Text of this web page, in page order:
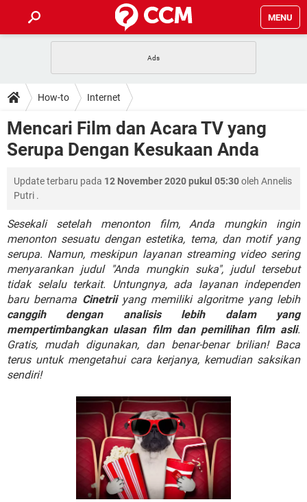
MENU
APLIKASI NONTON FILM & SERI
BUAT AKUN TIKTOK APLIKASI VIDEO-CALL
HOW-TO
SAFE MODE ANDROID
KODE RAHASIA NETFLIX
DOWNLOAD
ADOBE PREMIERE PRO INSTAGRAM UNTUK PC
FORUM
Lupa Password Gmail WiFi Tidak Berfungsi
ENSIKLOPEDIA
Front Office dan Back Office OOP - Data Enkapsulasi
Jenis-jenis Network atau Jaringan
How-to Internet
Mencari Film dan Acara TV yang
Serupa Dengan Kesukaan Anda
Update terbaru pada 12 November 2020 pukul 05:30oleh Annelis
Putri .
Sesekali setelah menonton film, Anda mungkin ingin
menonton sesuatu dengan estetika, tema, dan motif yang
serupa. Namun, meskipun layanan streaming video sering
menyarankan judul "Anda mungkin suka", judul tersebut
tidak selalu terkait. Untungnya, ada layanan independen
baru bernama Cinetriiyang memiliki algoritme yang lebih
canggih dengan analisis lebih dalam yang
mempertimbangkan ulasan film dan pemilihan film asli.
Gratis, mudah digunakan, dan benar-benar brilian! Baca
terus untuk mengetahui cara kerjanya, kemudian saksikan
sendiri!